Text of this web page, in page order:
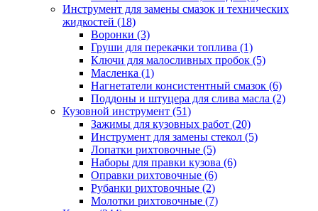
Инструмент для замены смазок и технических
жидкостей (18)
Воронки (3)
Груши для перекачки топлива (1)
Ключи для малосливных пробок (5)
Масленка (1)
Нагнетатели консистентный смазок (6)
Поддоны и штуцера для слива масла (2)
Кузовной инструмент (51)
Зажимы для кузовных работ (20)
Инструмент для замены стекол (5)
Лопатки рихтовочные (5)
Наборы для правки кузова (6)
Оправки рихтовочные (6)
Рубанки рихтовочные (2)
Молотки рихтовочные (7)